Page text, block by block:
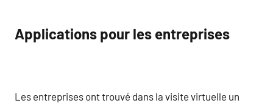
Applications pour les entreprises
Les entreprises ont trouvé dans la visite virtuelle un